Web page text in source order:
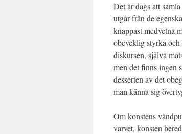
Det är dags att
utgår från de
knappast medvetna
obeveklig styrka
diskursen, själva
men det finns ingen
desserten av det
man känna sig
Om konstens
varvet, konsten